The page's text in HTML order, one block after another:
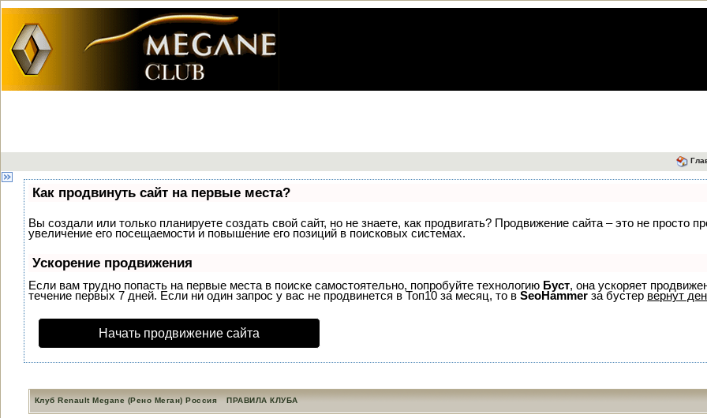
Как продвинуть сайт на первые места?
Вы создали или только планируете создать свой сайт, но не знаете, как продвигать? Продвижение сайта – это не просто
увеличение его посещаемости и повышение его позиций в поисковых системах.
Ускорение продвижения
Если вам трудно попасть на первые места в поиске самостоятельно, попробуйте технологию Буст, она ускоряет
течение первых 7 дней. Если ни один запрос у вас не продвинется в Топ10 за месяц, то в SeoHammer за бустер вернут
Начать продвижение сайта
Клуб Renault Megane (Рено Меган) Россия ПРАВИЛА КЛУБА